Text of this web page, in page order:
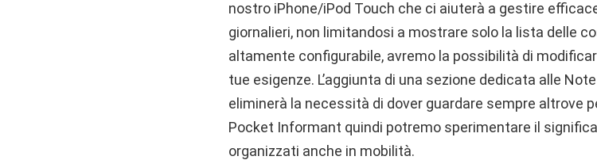
nostro iPhone/iPod Touch che ci aiuterà a gestire
giornalieri, non limitandosi a mostrare solo la lista delle
altamente configurabile, avremo la possibilità di
tue esigenze. L’aggiunta di una sezione dedicata alle
eliminerà la necessità di dover guardare sempre altrove
Pocket Informant quindi potremo sperimentare il
organizzati anche in mobilità.